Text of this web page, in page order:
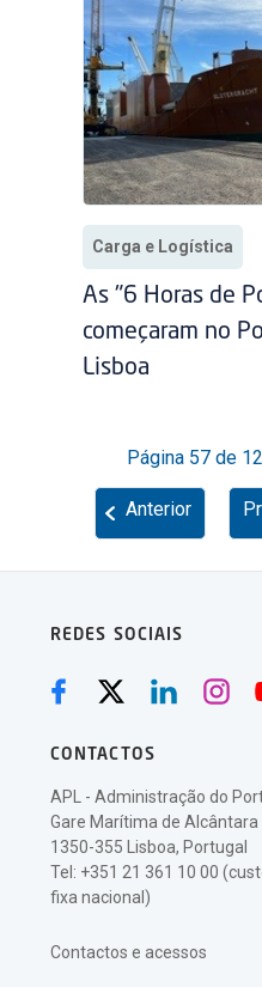
Carga e Logística
As "6 Horas de
começaram no
Lisboa
Página 57 de
Anterior
REDES SOCIAIS
CONTACTOS
APL - Administração do
Gare Marítima de Alcântara
1350-355 Lisboa, Portugal
Tel: +351 21 361 10 00
fixa nacional)
Contactos e acessos